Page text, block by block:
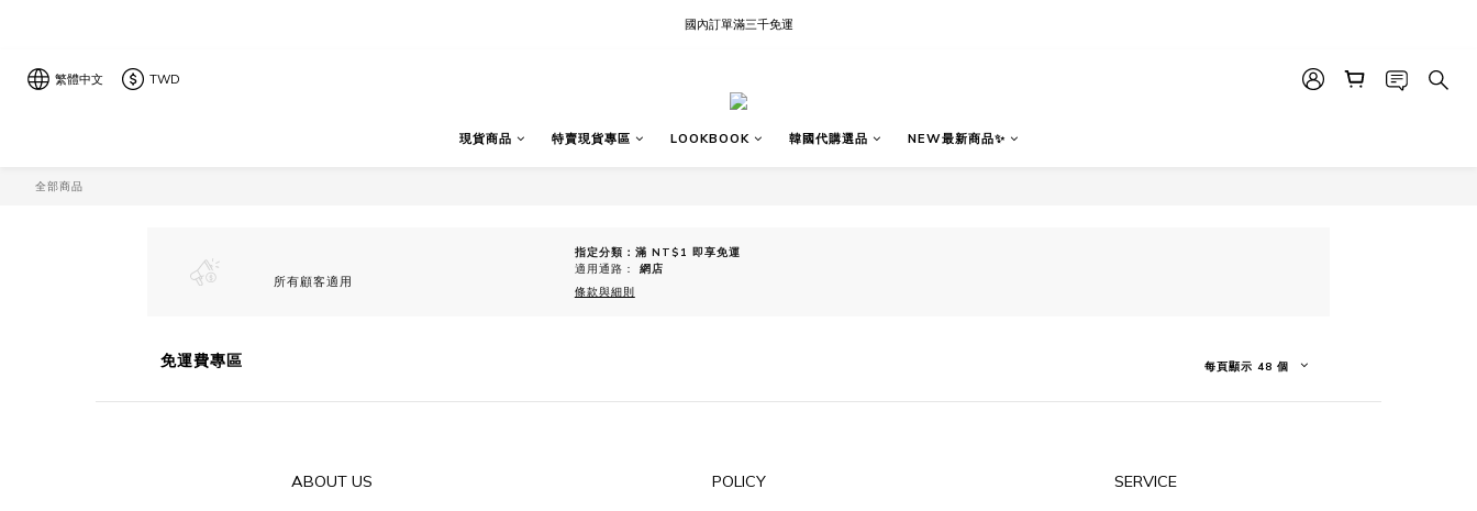
現貨快速出貨∣Ready to Ship
國內訂單滿三千免運
繁體中文 TWD
現貨商品 特賣現貨專區 LOOKBOOK 韓國代購選品 NEW最新商品✨
全部商品
所有顧客適用
指定分類：滿 NT$1 即享免運
適用通路： 網店
條款與細則
免運費專區 每頁顯示 48 個
ABOUT US POLICY SERVICE